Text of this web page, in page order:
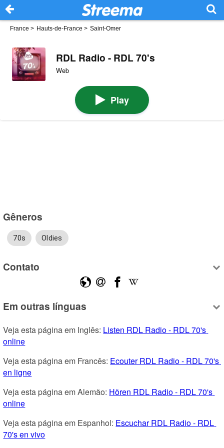
France > Hauts-de-France > Saint-Omer
RDL Radio - RDL 70's
Web
Play
Gêneros
70s Oldies
Contato
Em outras línguas
Veja esta página em Inglês: Listen RDL Radio - RDL 70's
online
Veja esta página em Francês: Ecouter RDL Radio - RDL 70's
en ligne
Veja esta página em Alemão: Hören RDL Radio - RDL 70's
online
Veja esta página em Espanhol: Escuchar RDL Radio - RDL
70's en vivo